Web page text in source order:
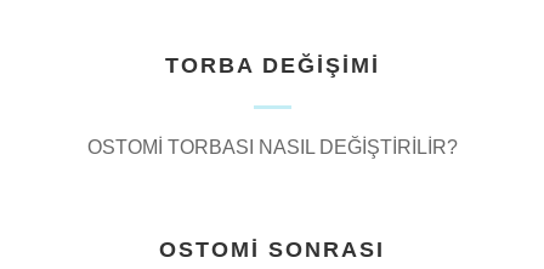
TORBA DEĞİŞİMİ
OSTOMİ TORBASI NASIL DEĞİŞTİRİLİR?
OSTOMİ SONRASI